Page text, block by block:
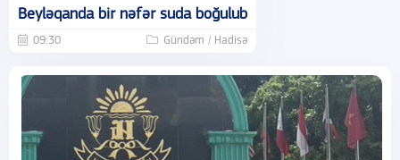
Beyləqanda bir nəfər suda boğulub
09:30 Gündəm / Hadisə